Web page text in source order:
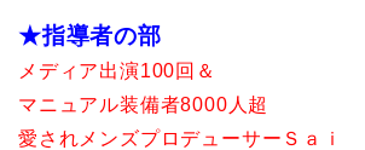
★指導者の部
メディア出演100回＆
マニュアル装備者8000人超
愛されメンズプロデューサーＳａｉ